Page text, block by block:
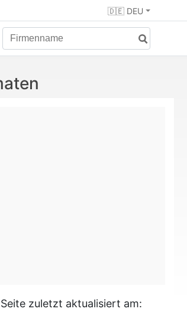
🇩🇪 DEU
Seite zuletzt aktualisiert am: